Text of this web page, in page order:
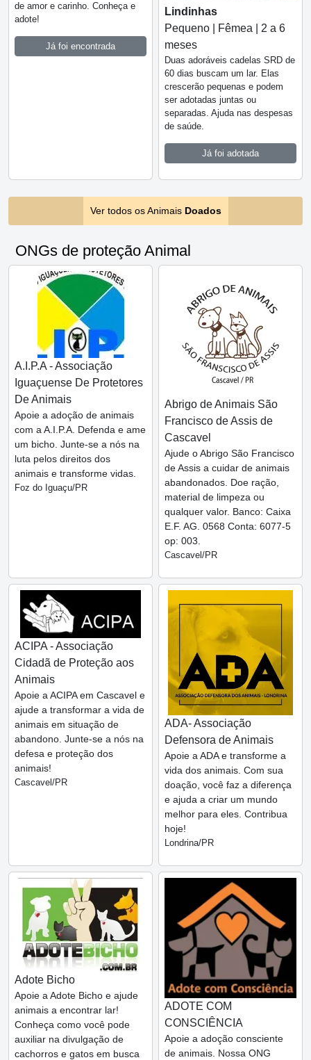
de amor e carinho. Conheça e
adote!
Já foi encontrada
Lindinhas
Pequeno | Fêmea | 2 a 6
meses
Duas adoráveis cadelas SRD de
60 dias buscam um lar. Elas
crescerão pequenas e podem
ser adotadas juntas ou
separadas. Ajuda nas despesas
de saúde.
Já foi adotada
Ver todos os Animais Doados
ONGs de proteção Animal
A.I.P.A - Associação
Iguaçuense De Protetores
De Animais
Apoie a adoção de animais
com a A.I.P.A. Defenda e ame
um bicho. Junte-se a nós na
luta pelos direitos dos
animais e transforme vidas.
Foz do Iguaçu/PR
Abrigo de Animais São
Francisco de Assis de
Cascavel
Ajude o Abrigo São Francisco
de Assis a cuidar de animais
abandonados. Doe ração,
material de limpeza ou
qualquer valor. Banco: Caixa
E.F. AG. 0568 Conta: 6077-5
op: 003.
Cascavel/PR
ACIPA - Associação
Cidadã de Proteção aos
Animais
Apoie a ACIPA em Cascavel e
ajude a transformar a vida de
animais em situação de
abandono. Junte-se a nós na
defesa e proteção dos
animais!
Cascavel/PR
ADA- Associação
Defensora de Animais
Apoie a ADA e transforme a
vida dos animais. Com sua
doação, você faz a diferença
e ajuda a criar um mundo
melhor para eles. Contribua
hoje!
Londrina/PR
Adote Bicho
Apoie a Adote Bicho e ajude
animais a encontrar lar!
Conheça como você pode
auxiliar na divulgação de
cachorros e gatos em busca
ADOTE COM
CONSCIÊNCIA
Apoie a adoção consciente
de animais. Nossa ONG